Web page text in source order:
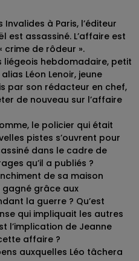
Invalides à Paris, l’éditeur
est assassiné. L’affaire est
crime de rôdeur ».
liégeois hebdomadaire, petit
Léon Lenoir, jeune
par son rédacteur en chef,
de nouveau sur l’affaire
le policier qui était
pistes s’ouvrent pour
dans le cadre de
qu’il a publiés ?
de sa maison
gagné grâce aux
la guerre ? Qu’est
qui impliquait les autres
l’implication de Jeanne
affaire ?
auxquelles Léo tâchera